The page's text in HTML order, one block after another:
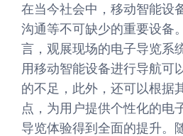
在当今社会中，移动智能设
沟通等不可缺少的重要设备
言，观展现场的电子导览系
用移动智能设备进行导航可
的不足，此外，还可以根据
点，为用户提供个性化的电
导览体验得到全面的提升。